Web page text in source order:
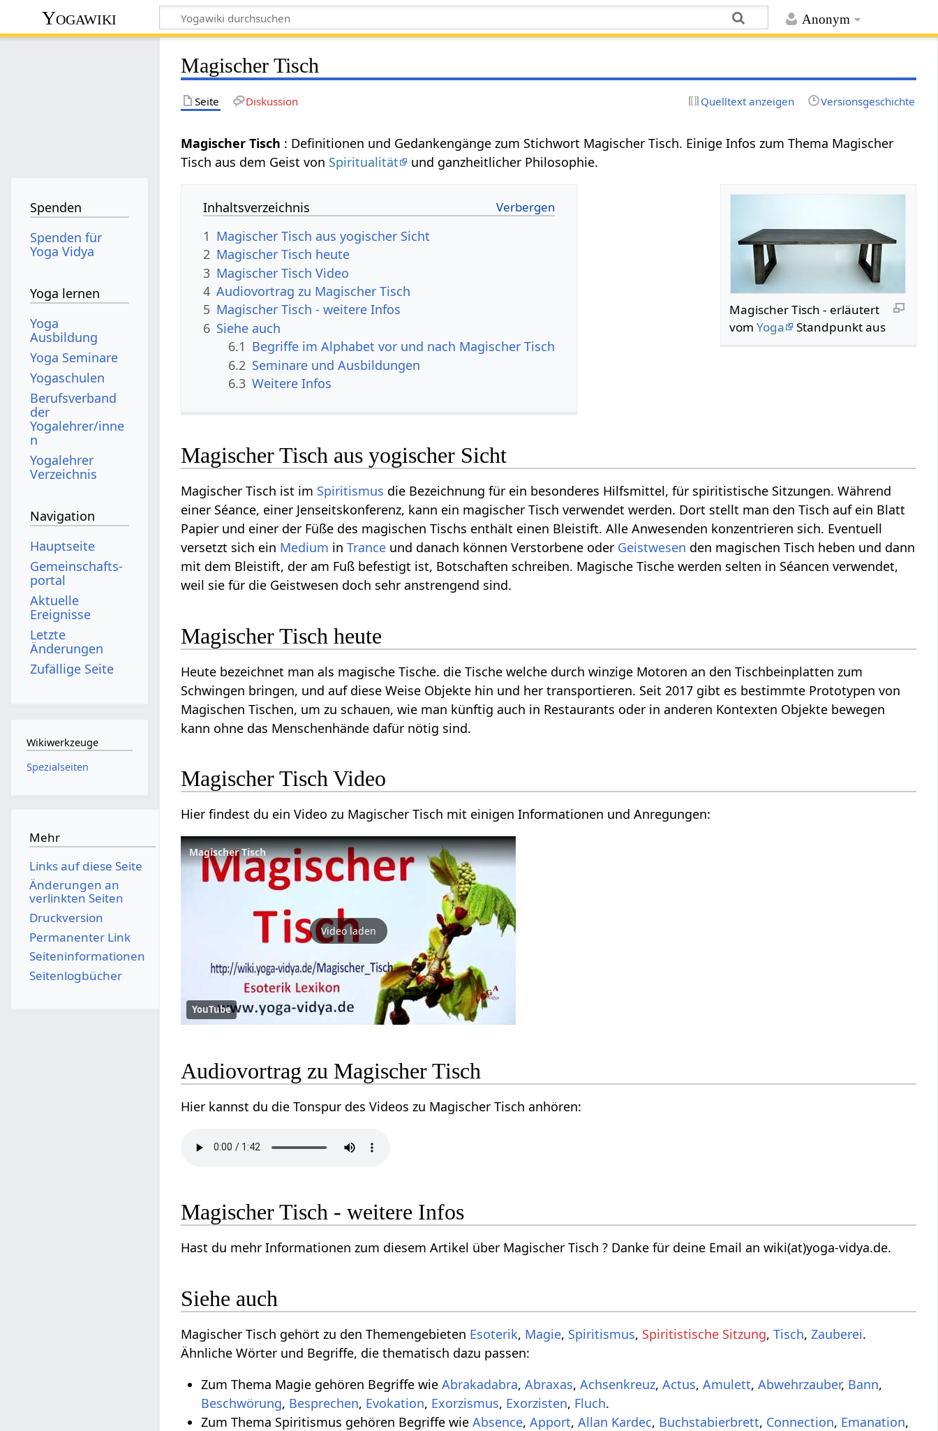
Anonym
Yogawiki
Magischer Tisch
Seite Diskussion Quelltext anzeigen Versionsgeschichte
Magischer Tisch : Definitionen und Gedankengänge zum Stichwort Magischer Tisch. Einige Infos zum Thema Magischer
Tisch aus dem Geist von Spiritualität und ganzheitlicher Philosophie.
Magischer Tisch - erläutert
vomYoga Standpunkt aus
Inhaltsverzeichnis
1 Magischer Tisch aus yogischer Sicht
2 Magischer Tisch heute
3 Magischer Tisch Video
4 Audiovortrag zu Magischer Tisch
5 Magischer Tisch - weitere Infos
6 Siehe auch
6.1 Begriffe im Alphabet vor und nach Magischer Tisch
6.2 Seminare und Ausbildungen
6.3 Weitere Infos
Magischer Tisch aus yogischer Sicht
Magischer Tisch ist im Spiritismus die Bezeichnung für ein besonderes Hilfsmittel, für spiritistische Sitzungen. Während
einer Séance, einer Jenseitskonferenz, kann ein magischer Tisch verwendet werden. Dort stellt man den Tisch auf ein Blatt
Papier und einer der Füße des magischen Tischs enthält einen Bleistift. Alle Anwesenden konzentrieren sich. Eventuell
versetzt sich ein Medium inTrance und danach können Verstorbene oder Geistwesen den magischen Tisch heben und dann
mit dem Bleistift, der am Fuß befestigt ist, Botschaften schreiben. Magische Tische werden selten in Séancen verwendet,
weil sie für die Geistwesen doch sehr anstrengend sind.
Magischer Tisch heute
Heute bezeichnet man als magische Tische. die Tische welche durch winzige Motoren an den Tischbeinplatten zum
Schwingen bringen, und auf diese Weise Objekte hin und her transportieren. Seit 2017 gibt es bestimmte Prototypen von
Magischen Tischen, um zu schauen, wie man künftig auch in Restaurants oder in anderen Kontexten Objekte bewegen
kann ohne das Menschenhände dafür nötig sind.
Magischer Tisch Video
Hier findest du ein Video zu Magischer Tisch mit einigen Informationen und Anregungen:
Magischer Tisch
Video laden
YouTube
Audiovortrag zu Magischer Tisch
Hier kannst du die Tonspur des Videos zu Magischer Tisch anhören:
Magischer Tisch - weitere Infos
Hast du mehr Informationen zum diesem Artikel über Magischer Tisch ? Danke für deine Email an wiki(at)yoga-vidya.de.
Siehe auch
Magischer Tisch gehört zu den Themengebieten Esoterik, Magie, Spiritismus, Spiritistische Sitzung,Tisch,Zauberei.
Ähnliche Wörter und Begriffe, die thematisch dazu passen:
Zum Thema Magie gehören Begriffe wieAbrakadabra,Abraxas,Achsenkreuz,Actus,Amulett,Abwehrzauber, Bann,
Beschwörung, Besprechen, Evokation, Exorzismus, Exorzisten, Fluch.
Zum Thema Spiritismus gehören Begriffe wieAbsence,Apport,Allan Kardec, Buchstabierbrett, Connection, Emanation,
Spenden
Spenden für
Yoga Vidya
Yoga lernen
Yoga
Ausbildung
Yoga Seminare
Yogaschulen
Berufsverband
der
Yogalehrer/inne
n
Yogalehrer
Verzeichnis
Navigation
Hauptseite
Gemeinschafts­
portal
Aktuelle
Ereignisse
Letzte
Änderungen
Zufällige Seite
Wikiwerkzeuge
Spezialseiten
Mehr
Links auf diese Seite
Änderungen an
verlinkten Seiten
Druckversion
Permanenter Link
Seiten­­informationen
Seitenlogbücher